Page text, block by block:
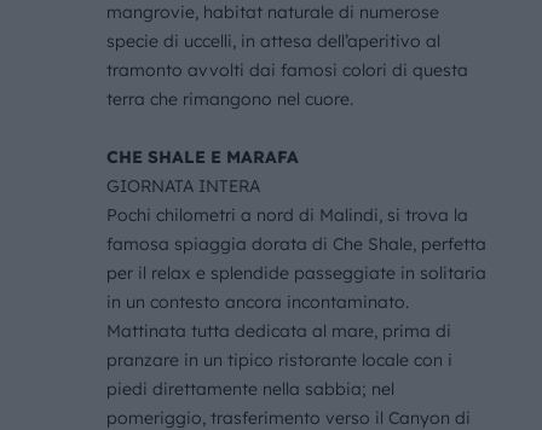
mangrovie, habitat naturale di numerose
specie di uccelli, in attesa dell’aperitivo al
tramonto avvolti dai famosi colori di questa
terra che rimangono nel cuore.
CHE SHALE E MARAFA
GIORNATA INTERA
Pochi chilometri a nord di Malindi, si trova la
famosa spiaggia dorata di Che Shale, perfetta
per il relax e splendide passeggiate in solitaria
in un contesto ancora incontaminato.
Mattinata tutta dedicata al mare, prima di
pranzare in un tipico ristorante locale con i
piedi direttamente nella sabbia; nel
pomeriggio, trasferimento verso il Canyon di